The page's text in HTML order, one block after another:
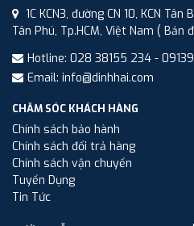
1C KCN3, đường CN 10, KCN
Tân Phú, Tp.HCM, Việt Nam ( Bản
Hotline: 028 38155 234 -
Email: info@dinhhai.com
CHĂM SÓC KHÁCH HÀNG
Chính sách bảo hành
Chính sách đổi trả hàng
Chính sách vận chuyển
Tuyển Dụng
Tin Tức